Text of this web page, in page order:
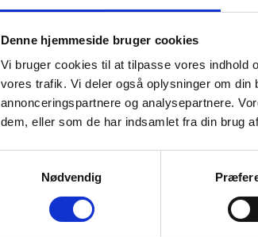
Denne hjemmeside bruger cookies
Vi bruger cookies til at tilpasse vores indhold
vores trafik. Vi deler også oplysninger om
annonceringspartnere og analysepartnere.
dem, eller som de har indsamlet fra din brug
Nødvendig
personlige
om at give din lastbil et unikt
stil, samtidig med at køretøjets
Lys-gejl til lastbil er en populær